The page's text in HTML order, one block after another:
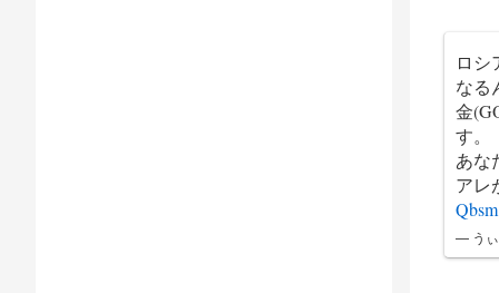
ロシ
なる
金
す。
あな
アレ
Qbsm
— うぃ